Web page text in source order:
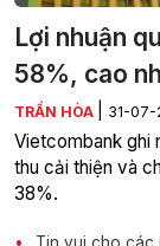
Lợi nhuận
58%, cao
TRẦN HÒA 31-07-
Vietcombank ghi
thu cải thiện và
38%.